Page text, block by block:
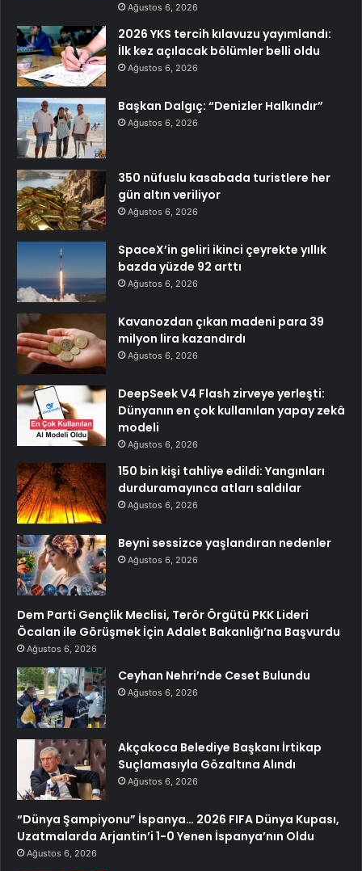
Ağustos 6, 2026
2026 YKS tercih kılavuzu yayımlandı:
İlk kez açılacak bölümler belli oldu
Ağustos 6, 2026
Başkan Dalgıç: “Denizler Halkındır”
Ağustos 6, 2026
350 nüfuslu kasabada turistlere her
gün altın veriliyor
Ağustos 6, 2026
SpaceX’in geliri ikinci çeyrekte yıllık
bazda yüzde 92 arttı
Ağustos 6, 2026
Kavanozdan çıkan madeni para 39
milyon lira kazandırdı
Ağustos 6, 2026
DeepSeek V4 Flash zirveye yerleşti:
Dünyanın en çok kullanılan yapay zekâ
modeli
Ağustos 6, 2026
150 bin kişi tahliye edildi: Yangınları
durduramayınca atları saldılar
Ağustos 6, 2026
Beyni sessizce yaşlandıran nedenler
Ağustos 6, 2026
Dem Parti Gençlik Meclisi, Terör Örgütü PKK Lideri
Öcalan ile Görüşmek İçin Adalet Bakanlığı’na Başvurdu
Ağustos 6, 2026
Ceyhan Nehri’nde Ceset Bulundu
Ağustos 6, 2026
Akçakoca Belediye Başkanı İrtikap
Suçlamasıyla Gözaltına Alındı
Ağustos 6, 2026
“Dünya Şampiyonu” İspanya… 2026 FIFA Dünya Kupası,
Uzatmalarda Arjantin’i 1-0 Yenen İspanya’nın Oldu
Ağustos 6, 2026